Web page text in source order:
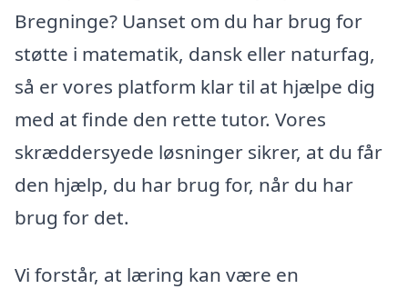
Bregninge? Uanset om du har brug for
støtte i matematik, dansk eller naturfag,
så er vores platform klar til at hjælpe dig
med at finde den rette tutor. Vores
skræddersyede løsninger sikrer, at du får
den hjælp, du har brug for, når du har
brug for det.
Vi forstår, at læring kan være en